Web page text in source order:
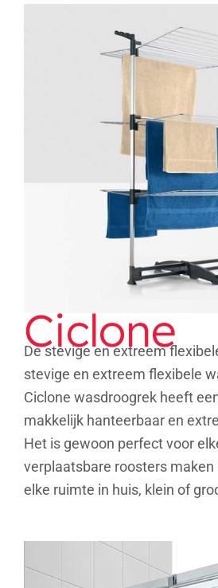
Ciclone
Ciclone
De stevige en extreem
stevige en extreem flexibele
Ciclone wasdroogrek heeft
makkelijk hanteerbaar en
Het is gewoon perfect voor
verplaatsbare roosters
elke ruimte in huis, klein of